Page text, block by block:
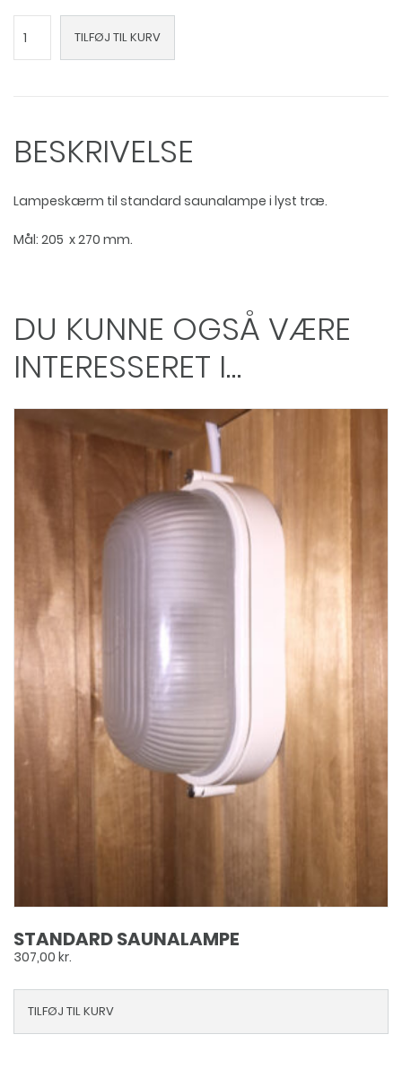
saunalampe
TILFØJ TIL KURV
BESKRIVELSE
Lampeskærm til standard saunalampe i lyst træ.
Mål: 205 x 270 mm.
DU KUNNE OGSÅ VÆRE
INTERESSERET I…
STANDARD SAUNALAMPE
307,00 kr.
TILFØJ TIL KURV